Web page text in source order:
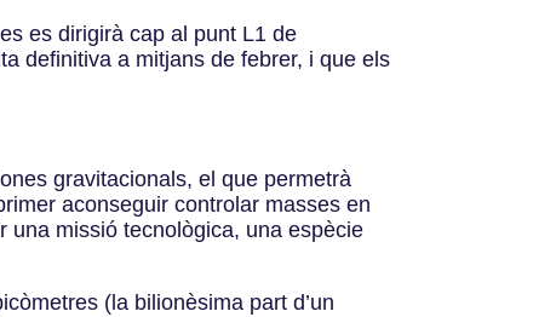
es dirigirà cap al punt L1 de
definitiva a mitjans de febrer, i que els
gravitacionals, el que permetrà
aconseguir controlar masses en
una missió tecnològica, una espècie
(la bilionèsima part d’un